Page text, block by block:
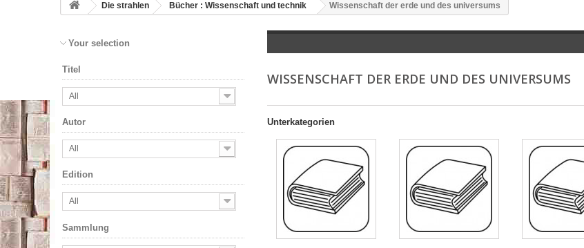
Die strahlen Bücher : Wissenschaft und technik Wissenschaft der erde und des universums
Your selection
Titel
All
Autor
All
Edition
All
Sammlung
WISSENSCHAFT DER ERDE UND DES UNIVERSUMS
Unterkategorien